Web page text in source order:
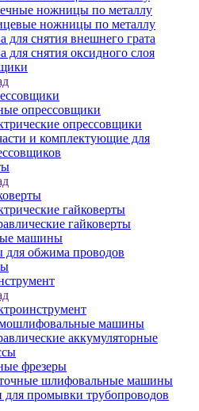
ножницы по металлу
ножницы по металлу
для снятия внешнего грата
для снятия оксидного слоя
опрессовщики
опрессовщики
и комплектующие для
гайковерты
гайковерты
машины
обжима проводов
машины
аккумуляторные
фрезеры
шлифовальные машины
для промывки трубопроводов